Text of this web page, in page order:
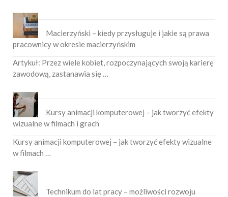
Macierzyński – kiedy przysługuje i jakie są prawa
pracownicy w okresie macierzyńskim
Artykuł: Przez wiele kobiet, rozpoczynających swoją karierę
zawodową, zastanawia się …
Kursy animacji komputerowej – jak tworzyć efekty
wizualne w filmach i grach
Kursy animacji komputerowej – jak tworzyć efekty wizualne
w filmach …
Technikum do lat pracy – możliwości rozwoju